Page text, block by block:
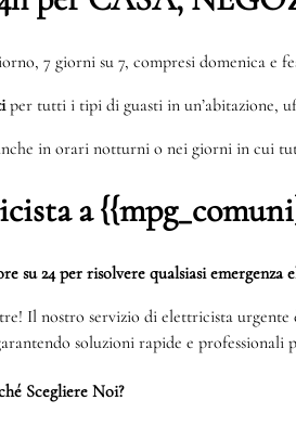
7 giorni su 7, compresi domenica e
per tutti i tipi di guasti in un’abitazione,
in orari notturni o nei giorni in cui
a
su 24 per risolvere qualsiasi emergenza
Il nostro servizio di elettricista
soluzioni rapide e professionali
Scegliere Noi?